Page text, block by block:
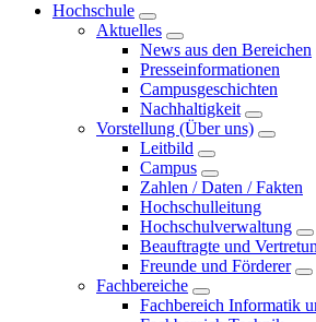
Hochschule
Aktuelles
News aus den Bereichen
Presseinformationen
Campusgeschichten
Nachhaltigkeit
Vorstellung (Über uns)
Leitbild
Campus
Zahlen / Daten / Fakten
Hochschulleitung
Hochschulverwaltung
Beauftragte und
Freunde und Förderer
Fachbereiche
Fachbereich Informatik